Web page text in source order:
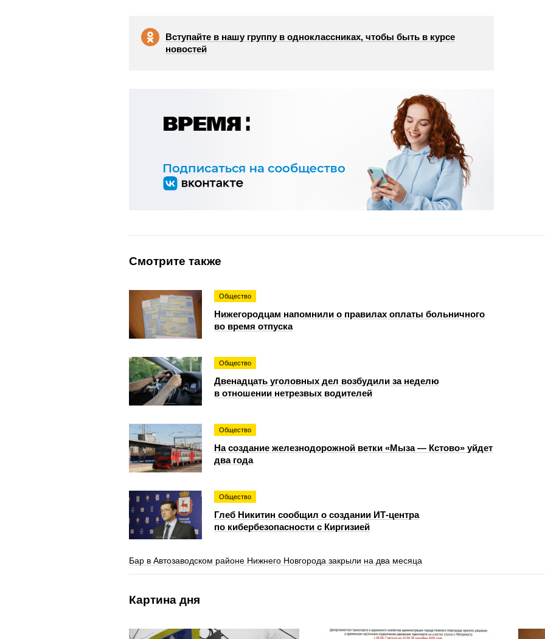
Вступайте в нашу группу в одноклассниках, чтобы быть в курсе
новостей
Смотрите также
Общество
Нижегородцам напомнили о правилах оплаты больничного
во время отпуска
Общество
Двенадцать уголовных дел возбудили за неделю
в отношении нетрезвых водителей
Общество
На создание железнодорожной ветки «Мыза — Кстово» уйдет
два года
Общество
Глеб Никитин сообщил о создании ИТ-центра
по кибербезопасности с Киргизией
Бар в Автозаводском районе Нижнего Новгорода закрыли на два месяца
Картина дня